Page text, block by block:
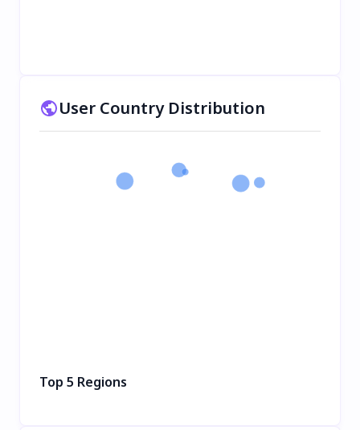
User Country Distribution
Top 5 Regions